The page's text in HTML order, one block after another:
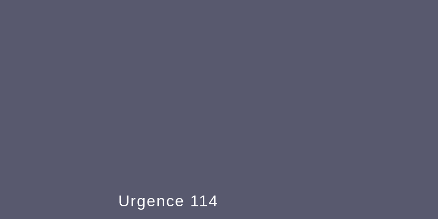
Urgence 114